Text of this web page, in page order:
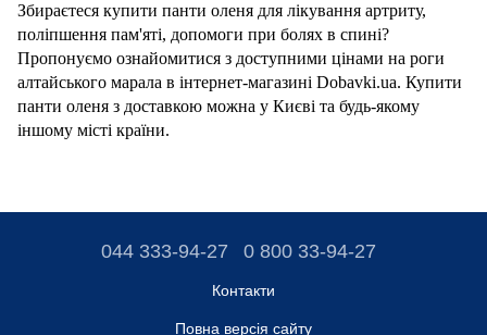
Збираєтеся купити панти оленя для лікування артриту,
поліпшення пам'яті, допомоги при болях в спині?
Пропонуємо ознайомитися з доступними цінами на роги
алтайського марала в інтернет-магазині Dobavki.ua. Купити
панти оленя з доставкою можна у Києві та будь-якому
іншому місті країни.
044 333-94-27 0 800 33-94-27
Контакти
Повна версія сайту